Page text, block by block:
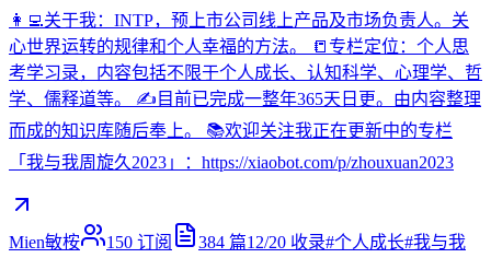
👩‍💻关于我：INTP，预上市公司线上产品及市场负责人。关
心世界运转的规律和个人幸福的方法。 📒专栏定位：个人思
考学习录，内容包括不限于个人成长、认知科学、心理学、哲
学、儒释道等。 ✍️目前已完成一整年365天日更。由内容整理
而成的知识库随后奉上。 📚欢迎关注我正在更新中的专栏
「我与我周旋久2023」：https://xiaobot.com/p/zhouxuan2023
Mien敏桉 150 订阅 384 篇12/20 收录#个人成长#我与我